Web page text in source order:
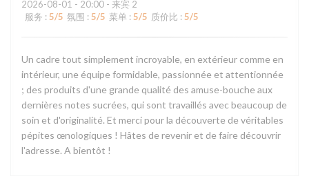
2026-08-01 - 20:00 - 来宾 2
服务 : 5/5 氛围 : 5/5 菜单 : 5/5 质价比 : 5/5
Un cadre tout simplement incroyable, en extérieur comme en
intérieur, une équipe formidable, passionnée et attentionnée
; des produits d'une grande qualité des amuse-bouche aux
dernières notes sucrées, qui sont travaillés avec beaucoup de
soin et d'originalité. Et merci pour la découverte de véritables
pépites œnologiques ! Hâtes de revenir et de faire découvrir
l'adresse. A bientôt !